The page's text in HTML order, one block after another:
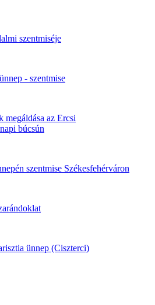
szentmiséje
- szentmise
megáldása az Ercsi
búcsún
szentmise Székesfehérváron
ünnep (Ciszterci)